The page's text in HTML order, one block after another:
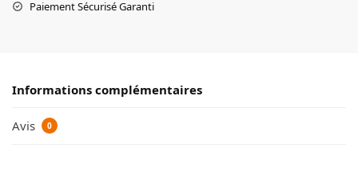
Paiement Sécurisé Garanti
Informations complémentaires
Avis 0